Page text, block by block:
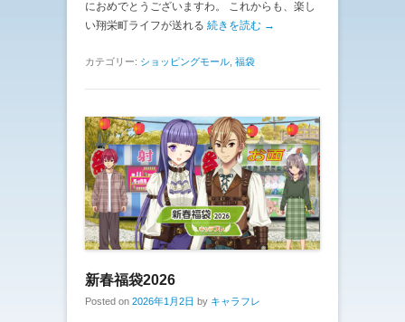
におめでとうございますわ。 これからも、楽し
い翔栄町ライフが送れる 続きを読む →
カテゴリー: ショッピングモール 福袋
新春福袋2026
Posted on 2026年1月2日 by キャラフレ